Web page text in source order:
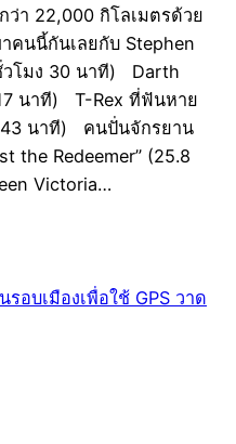
ว่า 22,000 กิโลเมตรด้วย
คนนี้กันเลยกับ Stephen
โมง 30 นาที) Darth
นาที) T-Rex ที่ฟันหาย
43 นาที) คนปั่นจักรยาน
the Redeemer” (25.8
Victoria…